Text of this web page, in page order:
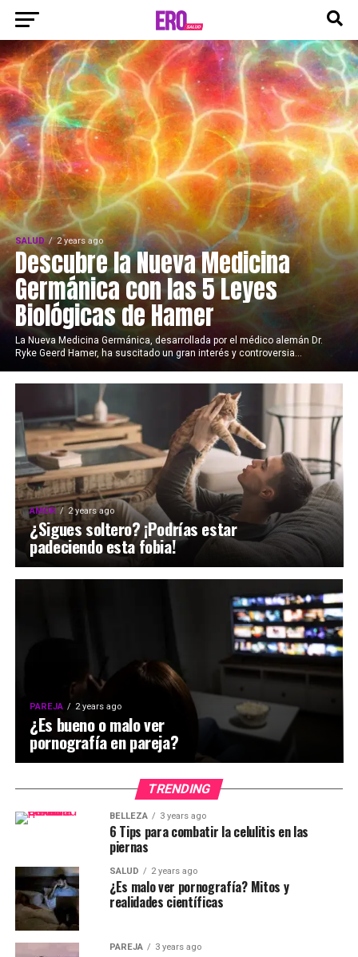
SALUD 2 years ago
Descubre la Nueva Medicina
Germánica con las 5 Leyes
Biológicas de Hamer
La Nueva Medicina Germánica, desarrollada por el médico alemán Dr.
Ryke Geerd Hamer, ha suscitado un gran interés y controversia...
AMOR 2 years ago
¿Sigues soltero? ¡Podrías estar
padeciendo esta fobia!
PAREJA 2 years ago
¿Es bueno o malo ver
pornografía en pareja?
TRENDING
BELLEZA 3 years ago
6 Tips para combatir la celulitis en las
piernas
SALUD 2 years ago
¿Es malo ver pornografía? Mitos y
realidades científicas
PAREJA 3 years ago